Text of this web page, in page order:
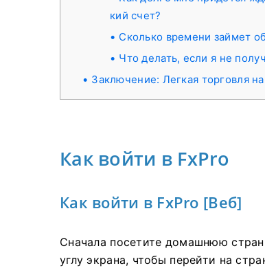
кий счет?
Сколько времени займет
Что делать, если я не
Заключение: Легкая торговля
Как войти в FxPro
Как войти в FxPro [Веб]
Сначала посетите домашнюю
углу экрана, чтобы перейти на